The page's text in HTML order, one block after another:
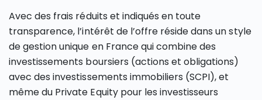
Avec des frais réduits et indiqués en toute
transparence, l’intérêt de l’offre réside dans un style
de gestion unique en France qui combine des
investissements boursiers (actions et obligations)
avec des investissements immobiliers (SCPI), et
même du Private Equity pour les investisseurs